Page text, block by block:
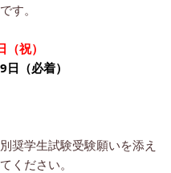
す。
祝）
（必着）
奨学生試験受験願いを添え
ください。